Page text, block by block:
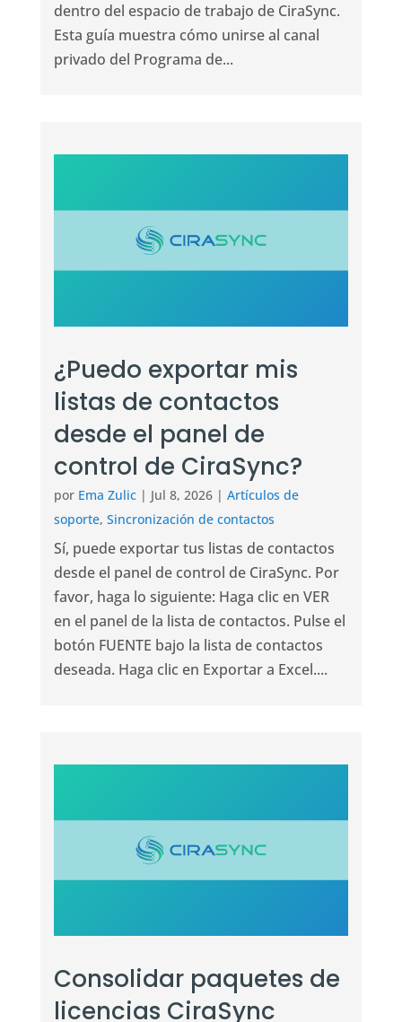
dentro del espacio de trabajo de CiraSync.
Esta guía muestra cómo unirse al canal
privado del Programa de...
¿Puedo exportar mis
listas de contactos
desde el panel de
control de CiraSync?
por Ema Zulic| Jul 8, 2026| Artículos de
soporte, Sincronización de contactos
Sí, puede exportar tus listas de contactos
desde el panel de control de CiraSync. Por
favor, haga lo siguiente: Haga clic en VER
en el panel de la lista de contactos. Pulse el
botón FUENTE bajo la lista de contactos
deseada. Haga clic en Exportar a Excel....
Consolidar paquetes de
licencias CiraSync